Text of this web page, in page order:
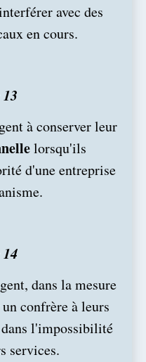
avec des
en cours.
à conserver leur
lorsqu'ils
d'une entreprise
dans la mesure
confrère à leurs
l'impossibilité
services.